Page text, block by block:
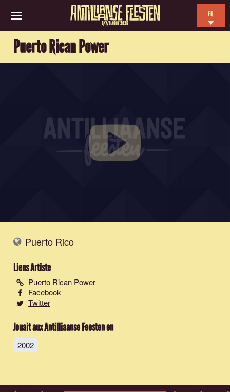
6/7/8 AOÛT 2026
FR
Puerto Rican Power
Puerto Rico
Liens Artiste
Puerto Rican Power
Facebook
Twitter
Jouait aux Antilliaanse Feesten en
2002